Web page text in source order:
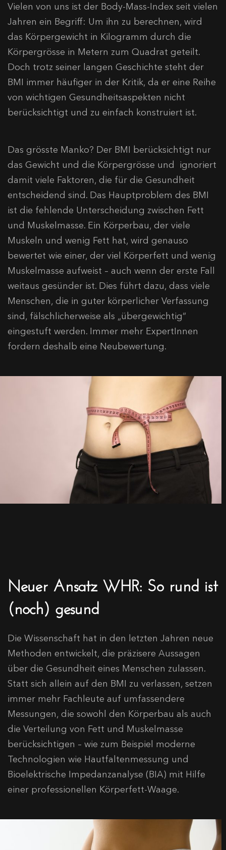
Vielen von uns ist der Body-Mass-Index seit vielen
Jahren ein Begriff: Um ihn zu berechnen, wird
das Körpergewicht in Kilogramm durch die
Körpergrösse in Metern zum Quadrat geteilt.
Doch trotz seiner langen Geschichte steht der
BMI immer häufiger in der Kritik, da er eine Reihe
von wichtigen Gesundheitsaspekten nicht
berücksichtigt und zu einfach konstruiert ist.
Das grösste Manko? Der BMI berücksichtigt nur
das Gewicht und die Körpergrösse und ignoriert
damit viele Faktoren, die für die Gesundheit
entscheidend sind. Das Hauptproblem des BMI
ist die fehlende Unterscheidung zwischen Fett
und Muskelmasse. Ein Körperbau, der viele
Muskeln und wenig Fett hat, wird genauso
bewertet wie einer, der viel Körperfett und wenig
Muskelmasse aufweist – auch wenn der erste Fall
weitaus gesünder ist. Dies führt dazu, dass viele
Menschen, die in guter körperlicher Verfassung
sind, fälschlicherweise als „übergewichtig“
eingestuft werden. Immer mehr ExpertInnen
fordern deshalb eine Neubewertung.
Neuer Ansatz WHR: So rund ist
(noch) gesund
Die Wissenschaft hat in den letzten Jahren neue
Methoden entwickelt, die präzisere Aussagen
über die Gesundheit eines Menschen zulassen.
Statt sich allein auf den BMI zu verlassen, setzen
immer mehr Fachleute auf umfassendere
Messungen, die sowohl den Körperbau als auch
die Verteilung von Fett und Muskelmasse
berücksichtigen – wie zum Beispiel moderne
Technologien wie Hautfaltenmessung und
Bioelektrische Impedanzanalyse (BIA) mit Hilfe
einer professionellen Körperfett-Waage.